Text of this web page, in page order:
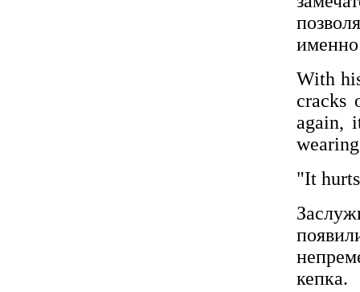
именно
With
cracks
again,
"It
кепка.